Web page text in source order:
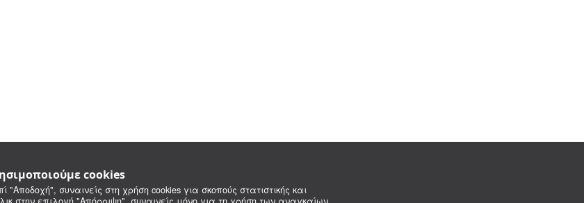
cookies
"Αποδοχή", συναινείς στη χρήση cookies για σκοπούς στατιστικής και